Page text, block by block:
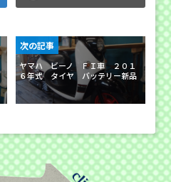
ヤマハ ビーノ ＦＩ車 ２０１
６年式 タイヤ バッテリー新品
次の記事